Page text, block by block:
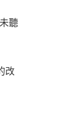
聽
改